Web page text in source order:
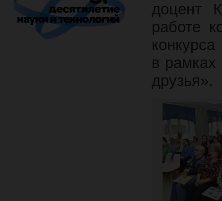
доцент
работе
в
друзья».